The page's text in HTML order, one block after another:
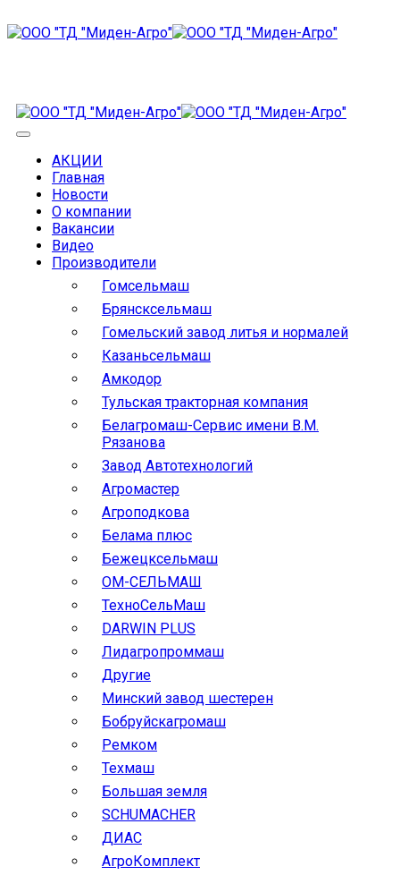
АКЦИИ
Главная
Новости
О компании
Вакансии
Видео
Производители
Гомсельмаш
Брянсксельмаш
Гомельский завод литья и нормалей
Казаньсельмаш
Амкодор
Тульская тракторная компания
Белагромаш-Сервис имени В.М.
Рязанова
Завод Автотехнологий
Агромастер
Агроподкова
Белама плюс
Бежецксельмаш
ОМ-СЕЛЬМАШ
ТехноСельМаш
DARWIN PLUS
Лидагропроммаш
Другие
Минский завод шестерен
Бобруйскагромаш
Ремком
Техмаш
Большая земля
SCHUMACHER
ДИАС
АгроКомплект